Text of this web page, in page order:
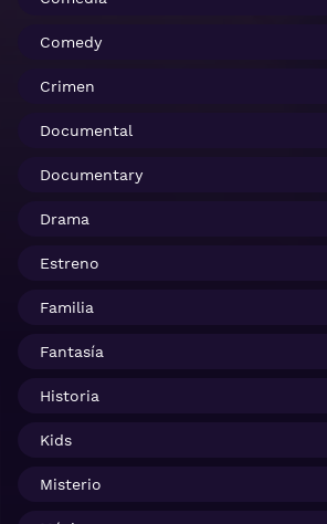
Comedy
Crimen
Documental
Documentary
Drama
Estreno
Familia
Fantasía
Historia
Kids
Misterio